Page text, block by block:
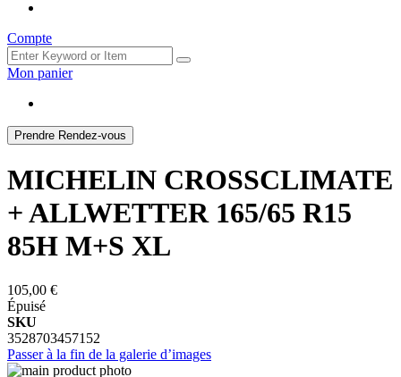
Compte
Mon panier
Prendre Rendez-vous
MICHELIN CROSSCLIMATE
+ ALLWETTER 165/65 R15
85H M+S XL
105,00 €
Épuisé
SKU
3528703457152
Passer à la fin de la galerie d’images